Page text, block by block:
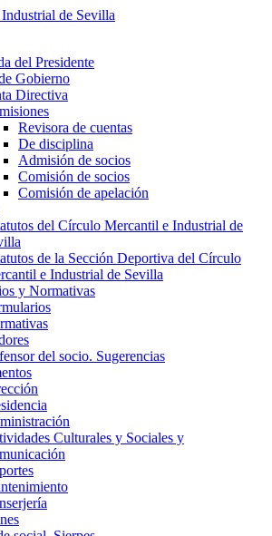
del Presidente
Gobierno
Directiva
Revisora de cuentas
De disciplina
Admisión de socios
Comisión de socios
Comisión de apelación
del Círculo Mercantil e Industrial de
de la Sección Deportiva del Círculo
e Industrial de Sevilla
y Normativas
del socio. Sugerencias
Culturales y Sociales y